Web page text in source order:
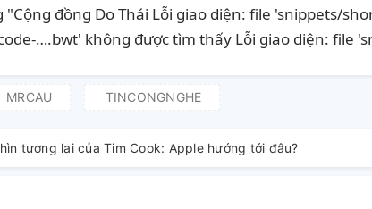
"Cộng đồng Do Thái Lỗi giao diện: file 'snippets/
….bwt' không được tìm thấy Lỗi giao diện: file
MRCAU TINCONGNGHE
tương lai của Tim Cook: Apple hướng tới đâu?